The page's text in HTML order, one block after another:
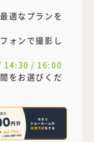
適なプランを
ォンで撮影し
14:30 / 16:00
をお選びくだ